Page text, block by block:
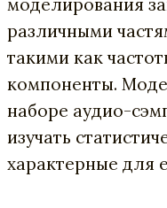
моделирования
различными
такими как
компоненты.
наборе аудио-
изучать
характерные для